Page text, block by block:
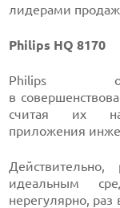
лидерами продаж
Philips HQ 8170
Philips
в
считая их
приложения
идеальным
нерегулярно, раз